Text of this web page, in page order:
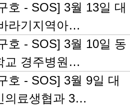
호 - SOS] 3월 13일 대
라기지역아…
호 - SOS] 3월 10일 동
교 경주병원…
호 - SOS] 3월 9일 대
의료생협과 3…